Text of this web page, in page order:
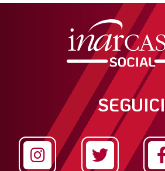
SEGUICI